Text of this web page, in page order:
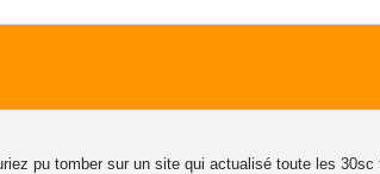
pu tomber sur un site qui actualisé toute les